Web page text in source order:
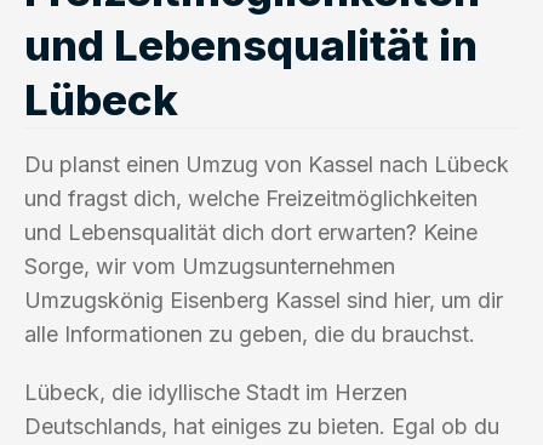
und Lebensqualität in
Lübeck
Du planst einen Umzug von Kassel nach Lübeck
und fragst dich, welche Freizeitmöglichkeiten
und Lebensqualität dich dort erwarten? Keine
Sorge, wir vom Umzugsunternehmen
Umzugskönig Eisenberg Kassel sind hier, um dir
alle Informationen zu geben, die du brauchst.
Lübeck, die idyllische Stadt im Herzen
Deutschlands, hat einiges zu bieten. Egal ob du